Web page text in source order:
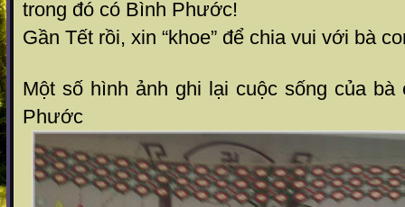
trong đó có Bình Phước!
Gần Tết rồi, xin “khoe” để chia vui với bà
Một số hình ảnh ghi lại cuộc sống của
Phước